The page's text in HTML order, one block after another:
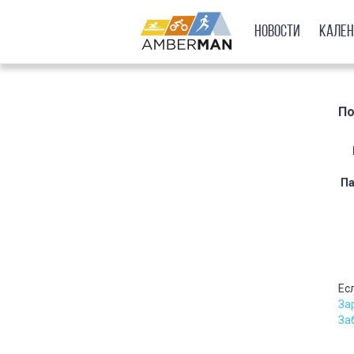
Новости